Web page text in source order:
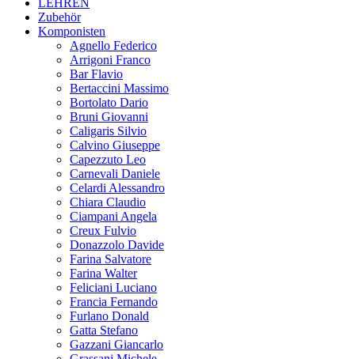
LEHREN
Zubehör
Komponisten
Agnello Federico
Arrigoni Franco
Bar Flavio
Bertaccini Massimo
Bortolato Dario
Bruni Giovanni
Caligaris Silvio
Calvino Giuseppe
Capezzuto Leo
Carnevali Daniele
Celardi Alessandro
Chiara Claudio
Ciampani Angela
Creux Fulvio
Donazzolo Davide
Farina Salvatore
Farina Walter
Feliciani Luciano
Francia Fernando
Furlano Donald
Gatta Stefano
Gazzani Giancarlo